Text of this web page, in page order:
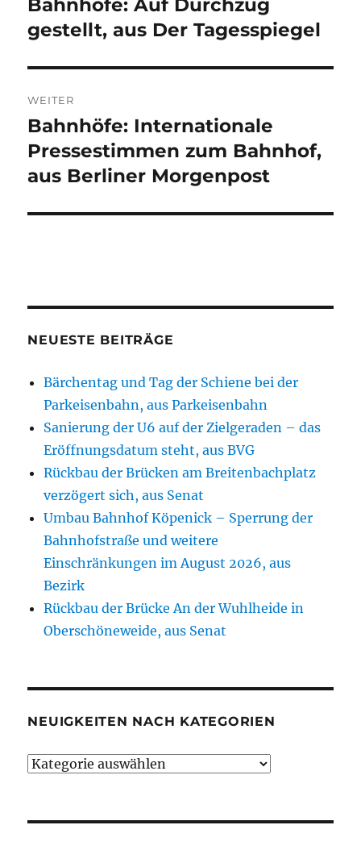
Vorheriger
Beitrag:
Bahnhöfe: Auf Durchzug
gestellt, aus Der Tagesspiegel
WEITER
Nächster
Beitrag:
Bahnhöfe: Internationale
Pressestimmen zum Bahnhof,
aus Berliner Morgenpost
NEUESTE BEITRÄGE
Bärchentag und Tag der Schiene bei der
Parkeisenbahn, aus Parkeisenbahn
Sanierung der U6 auf der Zielgeraden – das
Eröffnungsdatum steht, aus BVG
Rückbau der Brücken am Breitenbachplatz
verzögert sich, aus Senat
Umbau Bahnhof Köpenick – Sperrung der
Bahnhofstraße und weitere
Einschränkungen im August 2026, aus
Bezirk
Rückbau der Brücke An der Wuhlheide in
Oberschöneweide, aus Senat
NEUIGKEITEN NACH KATEGORIEN
Neuigkeiten